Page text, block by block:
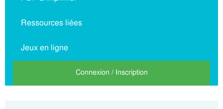
Ressources liées
Jeux en ligne
Connexion / Inscription